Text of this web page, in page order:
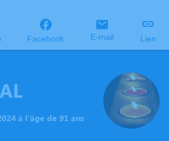
Facebook E-mail Lien
à l'âge de 91 ans